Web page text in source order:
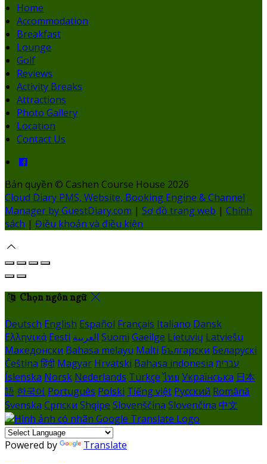
Home
Accommodation
Breakfast
Lounge
Golf
Reviews
Activity Breaks
Attractions
Photo Gallery
Location
Contact Us
Bản quyền © Cashen Course House 2026
Cloud Diary PMS, Website, Booking Engine & Channel
Manager by GuestDiary.com | Sơ đồ trang web | Chính
sách | Điều khoản và điều kiện
Chọn ngôn ngữ
Deutsch English Español Français Italiano Dansk
Ελληνικά Eesti العربية Suomi Gaeilge Lietuvių Latviešu
Македонски Bahasa melayu Malti Български Беларускі
Čeština हिंदी Magyar Hrvatski Bahasa indonesia עברית
Íslenska Norsk Nederlands Türkçe ไทย Українська 日本
語 한국어 Português Polski Tiếng việt Русский Română
Svenska Српски Shqipe Slovenščina Slovenčina 中文
Powered by Translate